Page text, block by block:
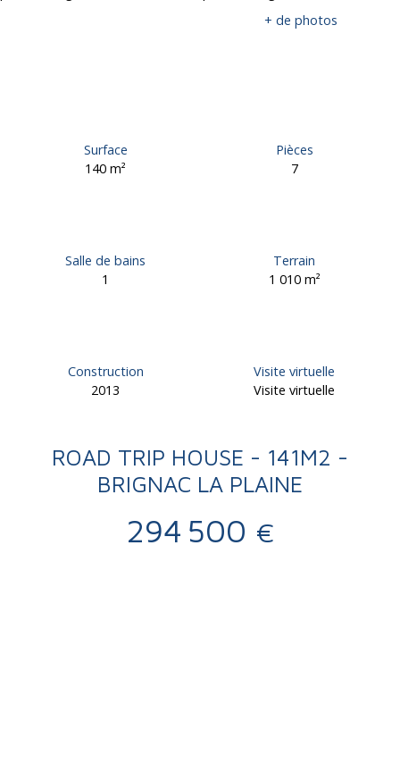
+ de photos
Surface
140m²
Pièces
7
Salle de bains
1
Terrain
1 010 m²
Construction
2013
Visite virtuelle
Visite virtuelle
ROAD TRIP HOUSE - 141M2 -
BRIGNAC LA PLAINE
294 500 €